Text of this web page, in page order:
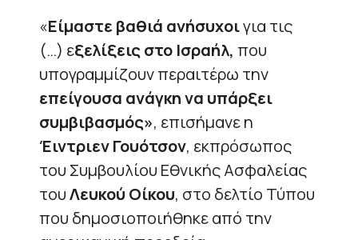
«Είμαστε βαθιά ανήσυχοιγια τις
(…) εξελίξεις στο Ισραήλ, που
υπογραμμίζουν περαιτέρω την
επείγουσα ανάγκη να υπάρξει
συμβιβασμός», επισήμανε η
Έιντριεν Γουότσον, εκπρόσωπος
του Συμβουλίου Εθνικής Ασφαλείας
τουΛευκού Οίκου, στο δελτίο Τύπου
που δημοσιοποιήθηκε από την